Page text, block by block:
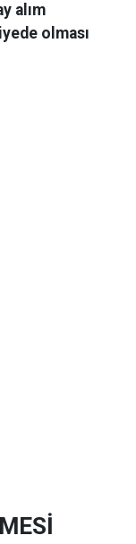
alım
olması